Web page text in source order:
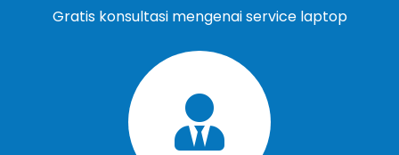
Gratis konsultasi mengenai service laptop